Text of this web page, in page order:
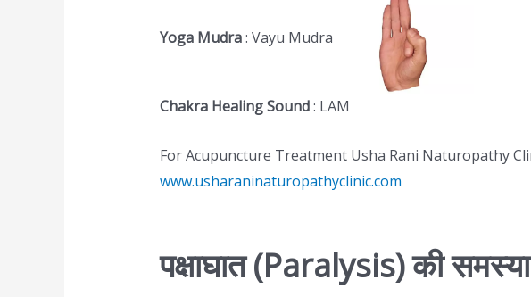
Yoga Mudra: Vayu Mudra
Chakra Healing Sound: LAM
For Acupuncture Treatment Usha Rani Naturopathy
www.usharaninaturopathyclinic.com
पक्षाघात (Paralysis) की